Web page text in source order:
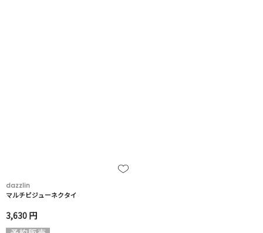
dazzlin
マルチビジューネクタイ
3,630 円